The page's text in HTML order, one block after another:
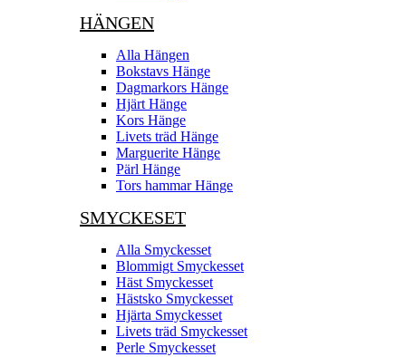
HÄNGEN
Alla Hängen
Bokstavs Hänge
Dagmarkors Hänge
Hjärt Hänge
Kors Hänge
Livets träd Hänge
Marguerite Hänge
Pärl Hänge
Tors hammar Hänge
SMYCKESET
Alla Smyckesset
Blommigt Smyckesset
Häst Smyckesset
Hästsko Smyckesset
Hjärta Smyckesset
Livets träd Smyckesset
Perle Smyckesset